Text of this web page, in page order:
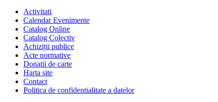
Activitati
Calendar Evenimente
Catalog Online
Catalog Colectiv
Achiziții publice
Acte normative
Donatii de carte
Harta site
Contact
Politica de confidentialitate a datelor